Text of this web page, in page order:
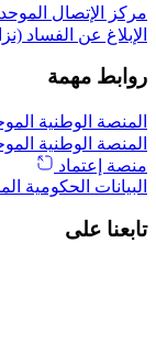
مركز الإتصال الموحد
الإبلاغ عن الفساد
روابط مهمة
المنصة الوطنية
المنصة الوطنية
منصة إعتماد
البيانات الحكومية
تابعنا على